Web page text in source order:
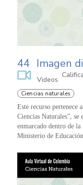
44 Imagen
Videos
Ciencias naturales
Este recurso pertenece
Ciencias Naturales”,
enmarcado dentro de la
Ministerio de